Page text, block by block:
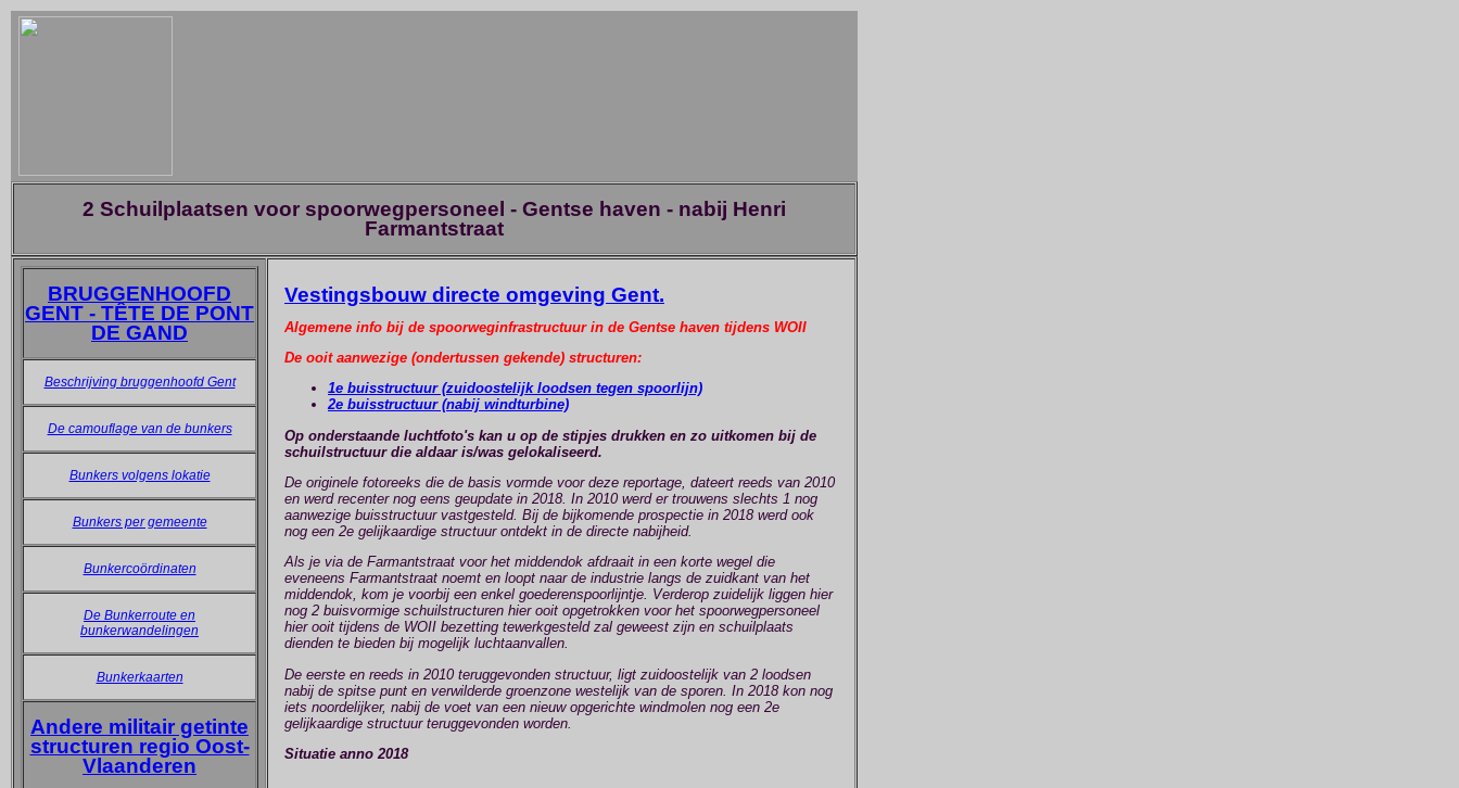
2 Schuilplaatsen voor spoorwegpersoneel - Gentse haven - nabij Henri
Farmantstraat
BRUGGENHOOFD
GENT - TÊTE DE PONT
DE GAND
Beschrijving bruggenhoofd Gent
De camouflage van de bunkers
Bunkers volgens lokatie
Bunkers per gemeente
Bunkercoördinaten
De Bunkerroute en
bunkerwandelingen
Bunkerkaarten
Andere militair getinte
structuren regio Oost-
Vlaanderen
Vestingsbouw directe omgeving Gent.
Algemene info bij de spoorweginfrastructuur in de Gentse haven tijdens WOII
De ooit aanwezige (ondertussen gekende) structuren:
1e buisstructuur (zuidoostelijk loodsen tegen spoorlijn)
2e buisstructuur (nabij windturbine)
Op onderstaande luchtfoto's kan u op de stipjes drukken en zo uitkomen bij de
schuilstructuur die aldaar is/was gelokaliseerd.
De originele fotoreeks die de basis vormde voor deze reportage, dateert reeds van 2010
en werd recenter nog eens geupdate in 2018. In 2010 werd er trouwens slechts 1 nog
aanwezige buisstructuur vastgesteld. Bij de bijkomende prospectie in 2018 werd ook
nog een 2e gelijkaardige structuur ontdekt in de directe nabijheid.
Als je via de Farmantstraat voor het middendok afdraait in een korte wegel die
eveneens Farmantstraat noemt en loopt naar de industrie langs de zuidkant van het
middendok, kom je voorbij een enkel goederenspoorlijntje. Verderop zuidelijk liggen hier
nog 2 buisvormige schuilstructuren hier ooit opgetrokken voor het spoorwegpersoneel
hier ooit tijdens de WOII bezetting tewerkgesteld zal geweest zijn en schuilplaats
dienden te bieden bij mogelijk luchtaanvallen.
De eerste en reeds in 2010 teruggevonden structuur, ligt zuidoostelijk van 2 loodsen
nabij de spitse punt en verwilderde groenzone westelijk van de sporen. In 2018 kon nog
iets noordelijker, nabij de voet van een nieuw opgerichte windmolen nog een 2e
gelijkaardige structuur teruggevonden worden.
Situatie anno 2018